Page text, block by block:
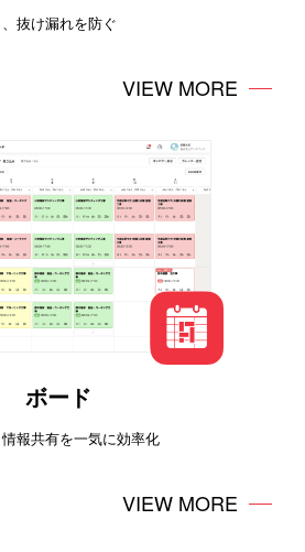
抜け漏れを防ぐ
VIEW MORE
ボード
報共有を一気に効率化
VIEW MORE